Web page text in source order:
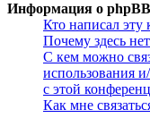
Информация о phpBB
Кто написал
Почему здесь
С кем можно
использования
с этой
Как мне